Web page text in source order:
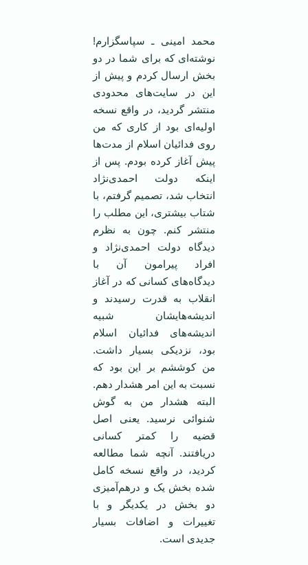
محمد امینی ـ سپاسگزارم!
نوشته‌ای که برای شما در دو
بخش ارسال کردم و پیش از
این در سایت‌های محدودی
منتشر گردید، در واقع نسخه
اولیه‌ای بود از کاری که من
روی فدائیان اسلام از مدت‌ها
پیش آغاز کرده بودم. پس از
اینکه دولت احمدی‌نژاد
انتخاب شد، تصمیم گرفتم، با
شتاب بیشتری، این مطلب را
منتشر کنم. چون به نظرم
دیدگاه دولت احمدی‌نژاد و
افراد پیرامون آن با
دیدگاه‌های کسانی که در آغاز
انقلاب به قدرت رسیدند و
اندیشه‌هایشان شبیه
اندیشه‌های فدائیان اسلام
بود، نزدیکی بسیار داشت.
من کوششم بر این بود که
نسبت به این امر هشدار دهم.
البته هشدار من به گوش
شنوائی نرسید. یعنی اصل
قضیه را کمتر کسانی
دریافتند. آنچه شما مطالعه
کردید، در واقع نسخه کامل
شده بخش یک و درهم‌آمیزی
دو بخش در یکدیگر و با
تغییرات و اضافات بسیار
جدیدی است.